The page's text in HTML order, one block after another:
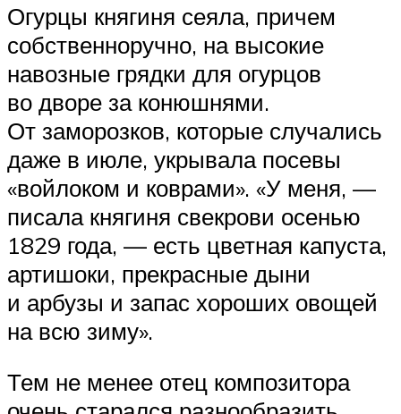
Огурцы княгиня сеяла, причем
собственноручно, на высокие
навозные грядки для огурцов
во дворе за конюшнями.
От заморозков, которые случались
даже в июле, укрывала посевы
«войлоком и коврами». «У меня, —
писала княгиня свекрови осенью
1829 года, — есть цветная капуста,
артишоки, прекрасные дыни
и арбузы и запас хороших овощей
на всю зиму».
Тем не менее отец композитора